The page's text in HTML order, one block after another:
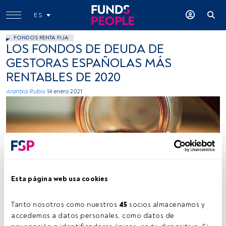
Esta página web usa cookies
Tanto nosotros como nuestros 45 socios almacenamos y
accedemos a datos personales, como datos de
ES
FONDOS RENTA FIJA
LOS FONDOS DE DEUDA DE
GESTORAS ESPAÑOLAS MÁS
RENTABLES DE 2020
Arantxa Rubio 14 enero 2021
Josh Appel (Unsplash).
Tiempo lectura: 3 min.